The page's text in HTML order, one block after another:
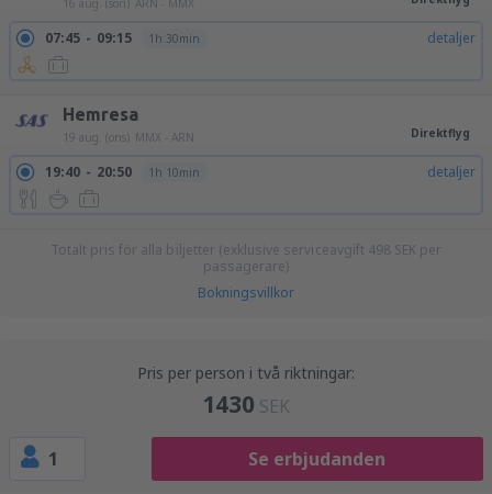
16 aug. (sön) ARN - MMX
07:45 09:15 1h 30min detaljer
Hemresa
19 aug. (ons) MMX - ARN Direktflyg
19:40 20:50 1h 10min detaljer
Totalt pris för alla biljetter (exklusive serviceavgift 498 SEK per
passagerare)
Bokningsvillkor
Pris per person i två riktningar:
1430 SEK
1 Se erbjudanden